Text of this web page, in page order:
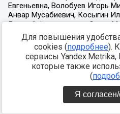
Для повышения
cookies (подробнее).
сервисы Yandex.Metrika,
которые также
(
Я